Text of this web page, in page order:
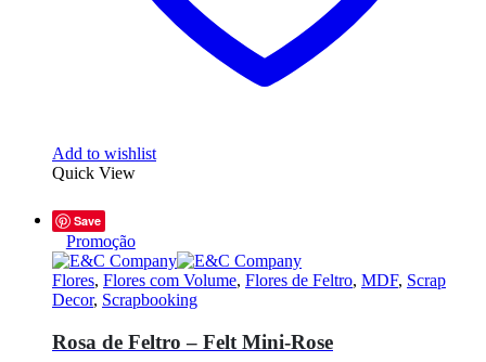
Add to wishlist
Quick View
Save
Promoção
Flores, Flores com Volume, Flores de Feltro, MDF, Scrap
Decor, Scrapbooking
Rosa de Feltro – Felt Mini-Rose